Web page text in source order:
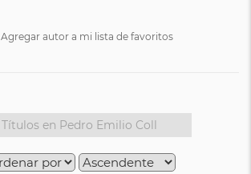
Agregar autor a mi lista de favoritos